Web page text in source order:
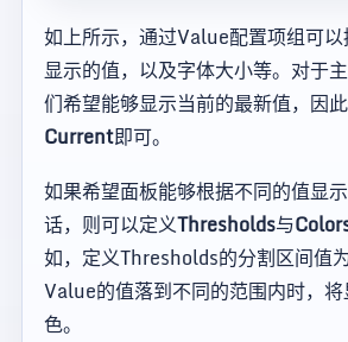
如上所示，通过Value配置项组可
显示的值，以及字体大小等。对于
们希望能够显示当前的最新值，因
Current即可。
如果希望面板能够根据不同的值显
话，则可以定义Thresholds与
如，定义Thresholds的分割区间值
Value的值落到不同的范围内时，
色。